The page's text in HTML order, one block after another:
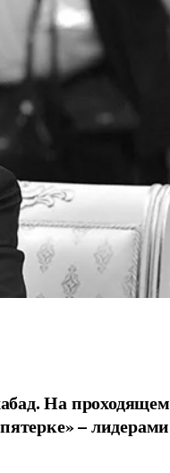
На проходящем
– лидерами